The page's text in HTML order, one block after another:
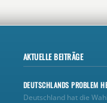
AKTUELLE BEITRÄGE
DEUTSCHLANDS PROBLEM
Deutschland hat die